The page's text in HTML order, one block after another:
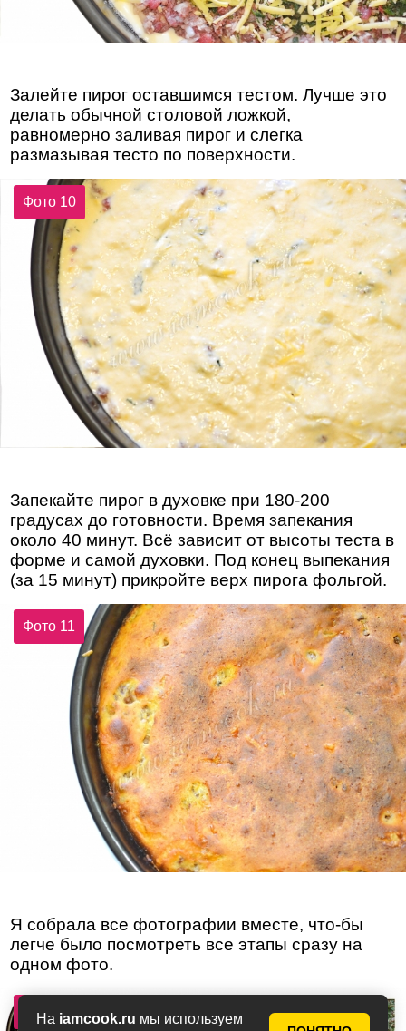
На iamcook.ru мы используем
Залейте пирог оставшимся тестом. Лучше это
делать обычной столовой ложкой,
равномерно заливая пирог и слегка
размазывая тесто по поверхности.
Фото 10
Запекайте пирог в духовке при 180-200
градусах до готовности. Время запекания
около 40 минут. Всё зависит от высоты теста в
форме и самой духовки. Под конец выпекания
(за 15 минут) прикройте верх пирога фольгой.
Фото 11
Я собрала все фотографии вместе, что-бы
легче было посмотреть все этапы сразу на
одном фото.
Фото 12